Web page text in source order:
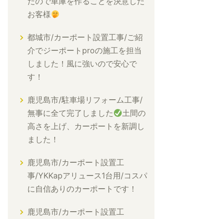
お客様
都城市/カーポート設置工事/ご紹
介でジーポートproの施工を担当
しました！風に強いので安心で
す！
鹿児島市/駐車場リフォーム工事/
無事に全て完了しました
土間の
高さを上げ、カーポートを新調し
ました！
鹿児島市/カーポート設置工
事/YKKapアリュース1台用/コスパ
に自信ありのカーポートです！
鹿児島市/カーポート設置工